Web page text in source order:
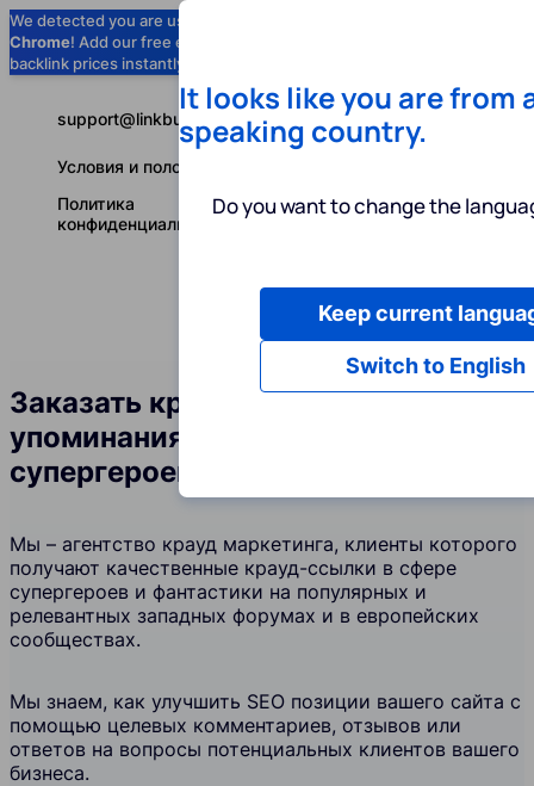
We detected you are using
Chrome! Add our free extension to check
backlink prices instantly as you browse.
Услуги
Русский
support@linkbuilder.com
Условия и положения
Политика
конфиденциальности
Заказать крауд-ссылки и
упоминания бренда в сфере
супергероев и фантастики
Мы – агентство крауд маркетинга, клиенты которого
получают качественные крауд-ссылки в сфере
супергероев и фантастики на популярных и
релевантных западных форумах и в европейских
сообществах.
Мы знаем, как улучшить SEO позиции вашего сайта с
помощью целевых комментариев, отзывов или
ответов на вопросы потенциальных клиентов вашего
бизнеса.
It looks like you are from
speaking country.
Do you want to change the
Switch to English
Keep current